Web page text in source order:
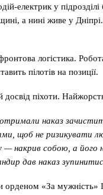
електрик у
а нині живе у
логістика.
пілотів на позиції.
досвід піхоти.
наказ
щоб не ризикувати
накрив собою, а його
дав наказ
орденом «За мужність»